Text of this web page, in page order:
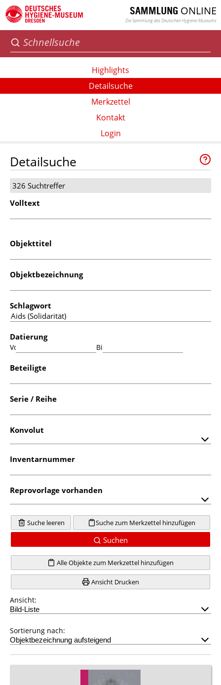
SAMMLUNG ONLINE
Die Sammlung des Deutschen Hygiene-Museums
Highlights
Detailsuche
Merkzettel
Kontakt
Login
Detailsuche
326 Suchtreffer
Volltext
Objekttitel
Objektbezeichnung
Schlagwort
Datierung
Von: Bis:
Beteiligte
Serie / Reihe
Konvolut
Inventarnummer
Reprovorlage vorhanden
Suche leeren Suche zum Merkzettel hinzufügen
Suchen
Alle Objekte zum Merkzettel hinzufügen
Ansicht Drucken
Ansicht:
Sortierung nach: